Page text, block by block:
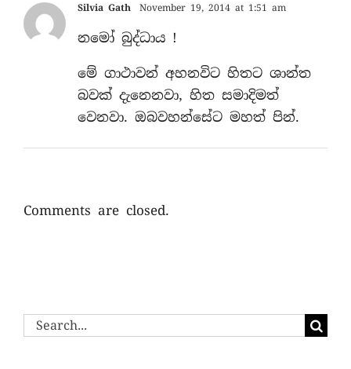
Silvia Gath November 19, 2014 at 1:51 am
නමෝ බුද්ධාය !
මේ ගාථාවන් අහනවිට හිතට ශාන්ත
බවක් දැනෙනවා, හිත සමාදිමත්
වෙනවා. ඔබවහන්සේට මහත් පින්.
Comments are closed.
Search